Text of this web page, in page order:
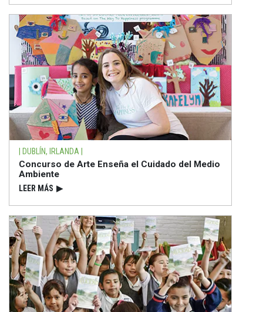
| DUBLÍN, IRLANDA |
Concurso de Arte Enseña el Cuidado del Medio
Ambiente
LEER MÁS ▶